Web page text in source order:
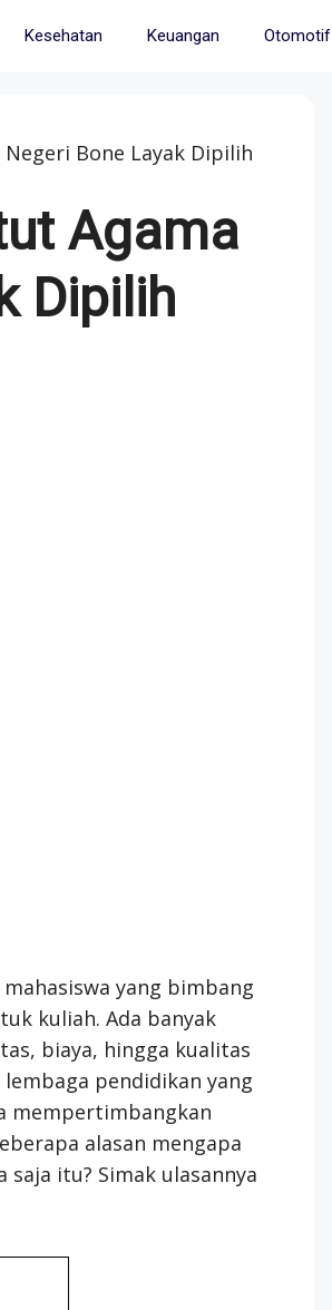
Kesehatan Keuangan Otomotif
Bone Layak Dipilih
Agama
Dipilih
yang bimbang
kuliah. Ada banyak
biaya, hingga kualitas
pendidikan yang
mempertimbangkan
alasan mengapa
itu? Simak ulasannya